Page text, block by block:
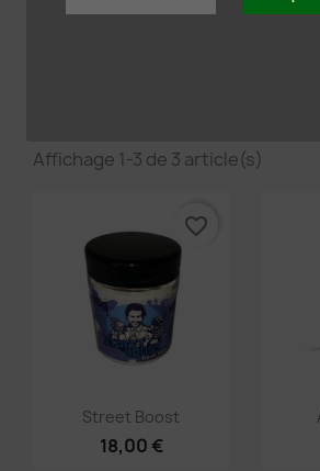
Affichage 1-3 de 3 article(s)
Aperçu rapide
Street Boost
18,00 €
favorite_border